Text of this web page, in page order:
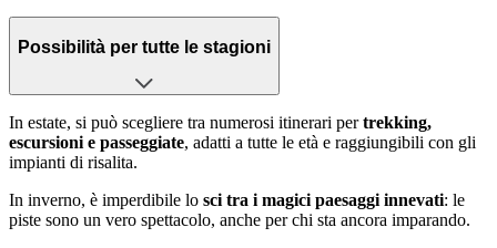
Possibilità per tutte le stagioni
In estate, si può scegliere tra numerosi itinerari pertrekking,
escursioni e passeggiate, adatti a tutte le età e raggiungibili con gli
impianti di risalita.
In inverno, è imperdibile lo sci tra i magici paesaggi innevati: le
piste sono un vero spettacolo, anche per chi sta ancora imparando.